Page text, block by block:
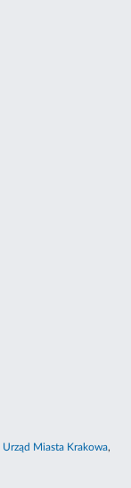
Urząd Miasta Krakowa,